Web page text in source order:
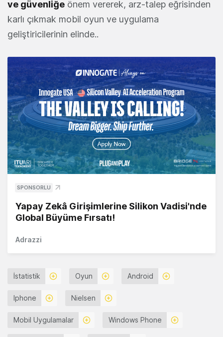
ve güvenliğe önem vererek, arz-talep eğrisinden
karlı çıkmak mobil oyun ve uygulama
geliştiricilerinin elinde..
SPONSORLU
Yapay Zekâ Girişimlerine Silikon Vadisi'nde
Global Büyüme Fırsatı!
Adrazzi
İstatistik Oyun Android
Iphone Nielsen
Mobil Uygulamalar Windows Phone